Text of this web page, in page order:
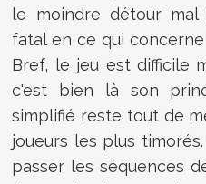
le moindre détour
fatal en ce qui
Bref, le jeu est difficile
c'est bien là son
simplifié reste tout de
joueurs les plus
passer les séquences